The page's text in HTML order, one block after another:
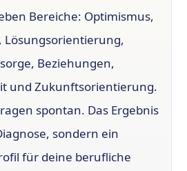
Bereiche: Optimismus,
Lösungsorientierung,
Beziehungen,
und Zukunftsorientierung.
spontan. Das Ergebnis
sondern ein
für deine berufliche